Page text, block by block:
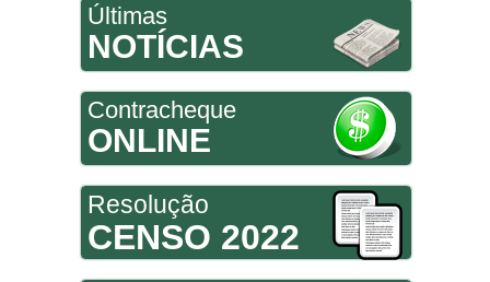
Últimas
NOTÍCIAS
Contracheque
ONLINE
Resolução
CENSO 2022